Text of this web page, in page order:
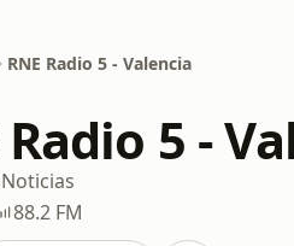
RNE Radio 5 - Valencia
Radio 5 -
Noticias
88.2 FM